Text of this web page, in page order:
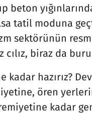
tatil moduna
sektörünün
biraz da
kadar hazırız?
ören
kadar